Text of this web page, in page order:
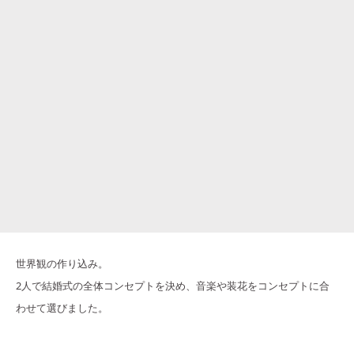
世界観の作り込み。
2人で結婚式の全体コンセプトを決め、音楽や装花をコンセプトに合
わせて選びました。